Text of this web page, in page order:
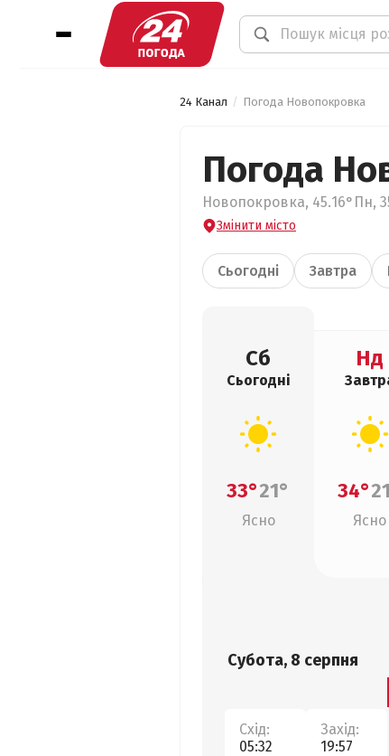
24 Канал Погода Новопокровка
Погода
Новопокровка, 45.16°Пн,
Змінити місто
Сьогодні Завтра
Сб
Сьогодні
33°21°
Ясно
Нд
34°
Ясно
Субота, 8 серпня
Схід:
05:32
Захід:
19:57